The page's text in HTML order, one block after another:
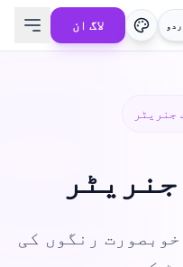
لاگ ان
جنریٹر
رنگوں کی